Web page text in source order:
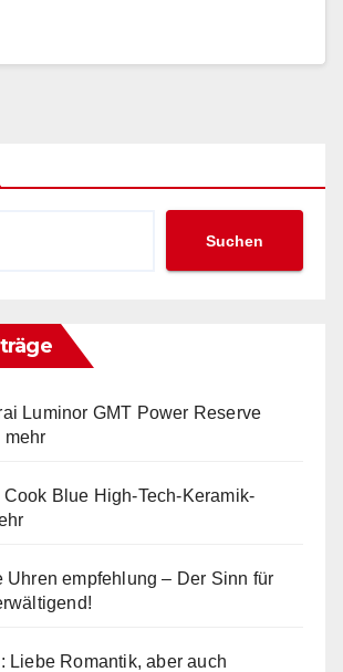
Suchen
Luminor GMT Power Reserve
mehr
Blue High-Tech-Keramik-
Uhren empfehlung – Der Sinn für
Liebe Romantik, aber auch